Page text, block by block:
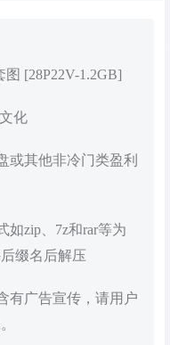
[28P22V-1.2GB]
化
或其他非冷门类盈利
如zip、7z和rar等为
缀名后解压
有广告宣传，请用户